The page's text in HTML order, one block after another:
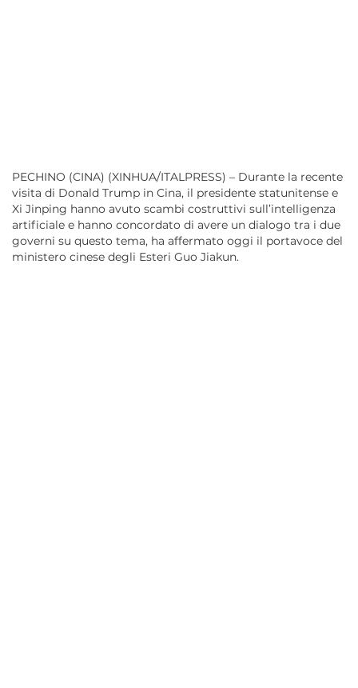
PECHINO (CINA) (XINHUA/ITALPRESS) – Durante la recente
visita di Donald Trump in Cina, il presidente statunitense e
Xi Jinping hanno avuto scambi costruttivi sull’intelligenza
artificiale e hanno concordato di avere un dialogo tra i due
governi su questo tema, ha affermato oggi il portavoce del
ministero cinese degli Esteri Guo Jiakun.